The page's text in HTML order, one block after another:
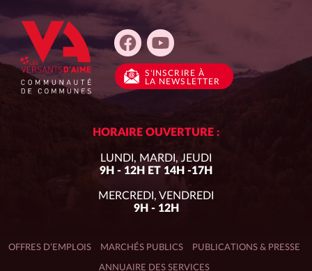
HORAIRE OUVERTURE :
LUNDI, MARDI, JEUDI
9H - 12H ET 14H -17H
MERCREDI, VENDREDI
9H - 12H
OFFRES D’EMPLOIS MARCHÉS PUBLICS PUBLICATIONS & PRESSE
ANNUAIRE DES SERVICES
S'INSCRIRE À
LA NEWSLETTER